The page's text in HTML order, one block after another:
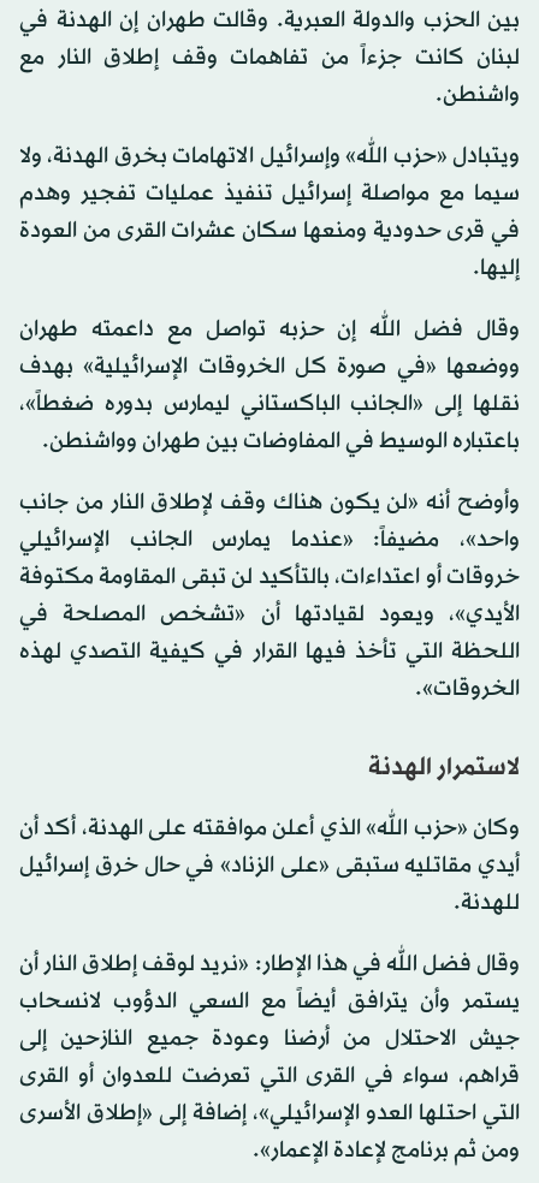
بين الحزب والدولة العبرية. وقالت طهران إن الهدنة في
لبنان كانت جزءاً من تفاهمات وقف إطلاق النار مع
واشنطن.
ويتبادل «حزب الله» وإسرائيل الاتهامات بخرق الهدنة، ولا
سيما مع مواصلة إسرائيل تنفيذ عمليات تفجير وهدم
في قرى حدودية ومنعها سكان عشرات القرى من العودة
إليها.
وقال فضل الله إن حزبه تواصل مع داعمته طهران
ووضعها «في صورة كل الخروقات الإسرائيلية» بهدف
نقلها إلى «الجانب الباكستاني ليمارس بدوره ضغطاً»،
باعتباره الوسيط في المفاوضات بين طهران وواشنطن.
وأوضح أنه «لن يكون هناك وقف لإطلاق النار من جانب
واحد»، مضيفاً: «عندما يمارس الجانب الإسرائيلي
خروقات أو اعتداءات، بالتأكيد لن تبقى المقاومة مكتوفة
الأيدي»، ويعود لقيادتها أن «تشخص المصلحة في
اللحظة التي تأخذ فيها القرار في كيفية التصدي لهذه
الخروقات».
لاستمرار الهدنة
وكان «حزب الله» الذي أعلن موافقته على الهدنة، أكد أن
أيدي مقاتليه ستبقى «على الزناد» في حال خرق إسرائيل
للهدنة.
وقال فضل الله في هذا الإطار: «نريد لوقف إطلاق النار أن
يستمر وأن يترافق أيضاً مع السعي الدؤوب لانسحاب
جيش الاحتلال من أرضنا وعودة جميع النازحين إلى
قراهم، سواء في القرى التي تعرضت للعدوان أو القرى
التي احتلها العدو الإسرائيلي»، إضافة إلى «إطلاق الأسرى
ومن ثم برنامج لإعادة الإعمار».